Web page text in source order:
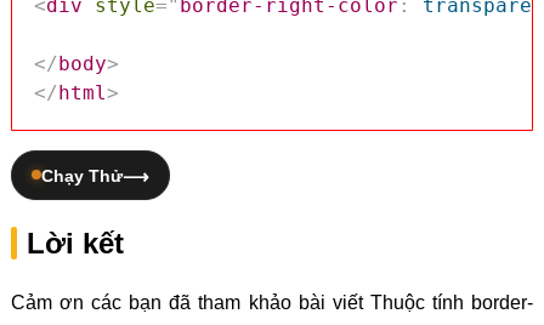
<div style=" border-right-color :
</body>
</html>
Chạy Thử
Lời kết
Cảm ơn các bạn đã tham khảo bài viết Thuộc tính border-